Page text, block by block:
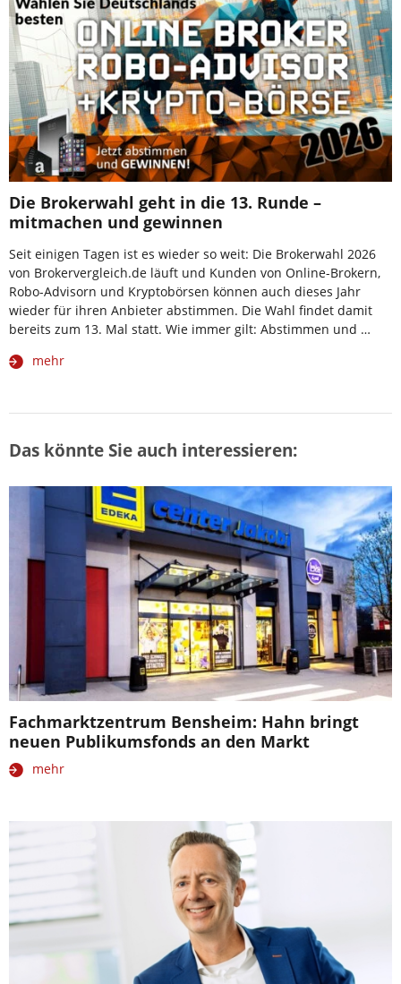
Die Brokerwahl geht in die 13. Runde –
mitmachen und gewinnen
Seit einigen Tagen ist es wieder so weit: Die Brokerwahl 2026
von Brokervergleich.de läuft und Kunden von Online-Brokern,
Robo-Advisorn und Kryptobörsen können auch dieses Jahr
wieder für ihren Anbieter abstimmen. Die Wahl findet damit
bereits zum 13. Mal statt. Wie immer gilt: Abstimmen und …
mehr
Das könnte Sie auch interessieren:
Fachmarktzentrum Bensheim: Hahn bringt
neuen Publikumsfonds an den Markt
mehr